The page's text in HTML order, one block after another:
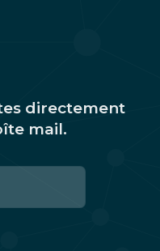
directement
mail.